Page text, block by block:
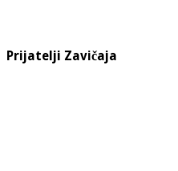
Prijatelji Zavičaja